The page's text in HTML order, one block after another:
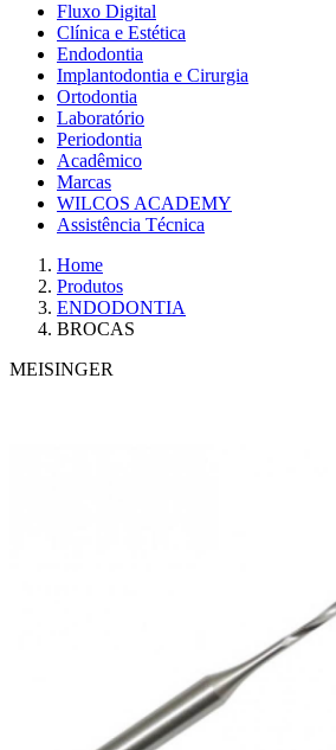
Fluxo Digital
Clínica e Estética
Endodontia
Implantodontia e Cirurgia
Ortodontia
Laboratório
Periodontia
Acadêmico
Marcas
WILCOS ACADEMY
Assistência Técnica
Home
Produtos
ENDODONTIA
BROCAS
MEISINGER